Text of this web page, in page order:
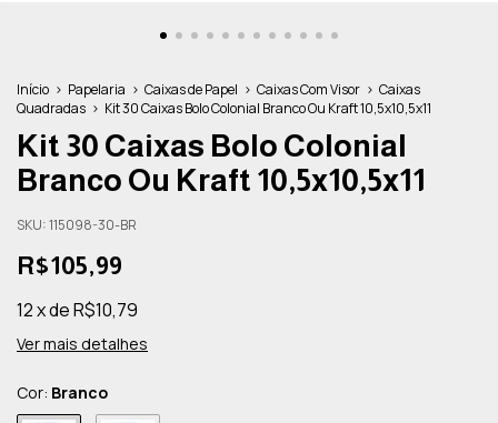
Início > Papelaria > Caixas de Papel > Caixas Com Visor > Caixas
Quadradas > Kit 30 Caixas Bolo Colonial Branco Ou Kraft 10,5x10,5x11
Kit 30 Caixas Bolo Colonial
Branco Ou Kraft 10,5x10,5x11
SKU:115098-30-BR
R$105,99
12xdeR$10,79
Ver mais detalhes
Cor: Branco